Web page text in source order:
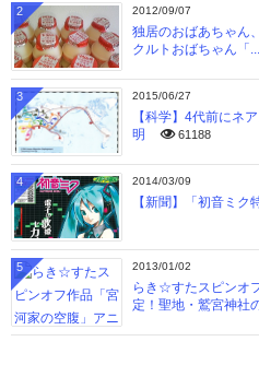
2012/09/07
独居のおばあちゃん
クルトおばちゃん「...
2
2015/06/27
【科学】4代前にネ
明
61188
3
2014/03/09
【新聞】「初音ミ
4
2013/01/02
らき☆すたスピンオ
定！聖地・鷲宮神社
5